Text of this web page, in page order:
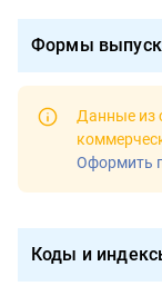
Формы
Данные из
Оформить
Коды и